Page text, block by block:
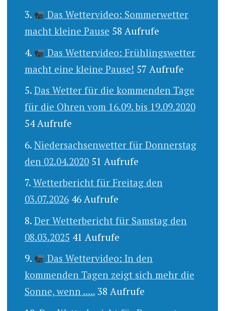
Das Wettervideo: Sommerwetter
macht kleine Pause 58 Aufrufe
Das Wettervideo: Frühlingswetter
macht eine kleine Pause! 57 Aufrufe
Das Wetter für die kommenden Tage
für die Ohren vom 16.09. bis 19.09.2020
54 Aufrufe
Niedersachsenwetter für Donnerstag
den 02.04.2020 51 Aufrufe
Wetterbericht für Freitag den
03.07.2026 46 Aufrufe
Der Wetterbericht für Samstag den
08.03.2025 41 Aufrufe
Das Wettervideo: In den
kommenden Tagen zeigt sich mehr die
Sonne, wenn ..... 38 Aufrufe